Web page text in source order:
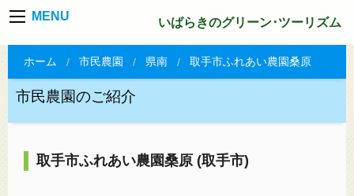
MENU いばらきのグリーン･ツーリズム
ホーム 市民農園 県南 取手市ふれあい農園桑原
市民農園のご紹介
取手市ふれあい農園桑原 (取手市)